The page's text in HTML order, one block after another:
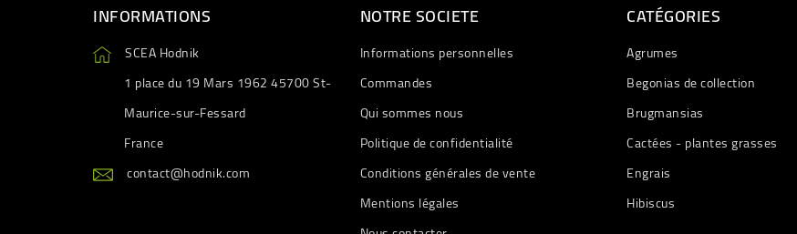
INFORMATIONS
SCEA Hodnik
1 place du 19 Mars 1962 45700 St-
Maurice-sur-Fessard
France
contact@hodnik.com
NOTRE SOCIETE
Informations personnelles
Commandes
Qui sommes nous
Politique de confidentialité
Conditions générales de vente
Mentions légales
CATÉGORIES
Agrumes
Begonias de collection
Brugmansias
Cactées - plantes grasses
Engrais
Hibiscus